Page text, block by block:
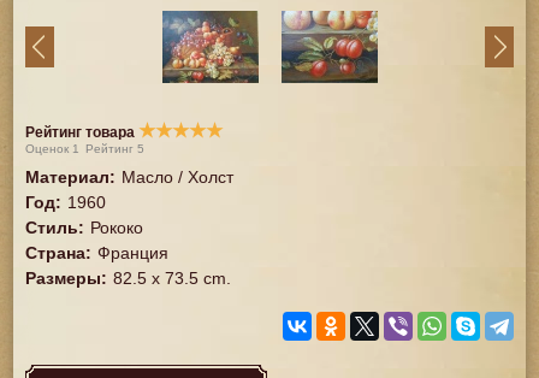
Рейтинг товара ★★★★★
Оценок 1 Рейтинг5
Материал: Масло / Холст
Год: 1960
Стиль: Рококо
Страна: Франция
Размеры: 82.5 х 73.5 cm.